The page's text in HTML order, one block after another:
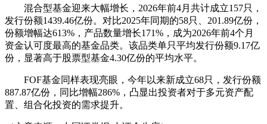
混合型基金迎来大幅增长，2026年前4月共计成立157只，
发行份额1439.46亿份。对比2025年同期的58只、201.89亿份，
份额增幅达613%，产品数量增长171%，成为2026年前4个月
资金认可度最高的基金品类。该品类单只平均发行份额9.17亿
份，显著高于股票型基金4.30亿份的平均水平。
FOF基金同样表现亮眼，今年以来新成立68只，发行份额
887.87亿份，同比增幅286%，凸显出投资者对于多元资产配
置、组合化投资的需求提升。